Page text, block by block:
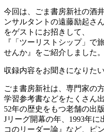
今回は、ごま書房新社の酒
ンサルタントの遠藤励起さ
をゲストにお招きして、
『「ツーリストシップ」で
せんか』をご紹介しました。
収録内容をお聞きになりたい
ごま書房新社は、専門家の
学習参考書などをたくさん
52年の歴史をもつ老舗の出
Jリーグ開幕の年、1993年
コのリーダー論』など、ピ